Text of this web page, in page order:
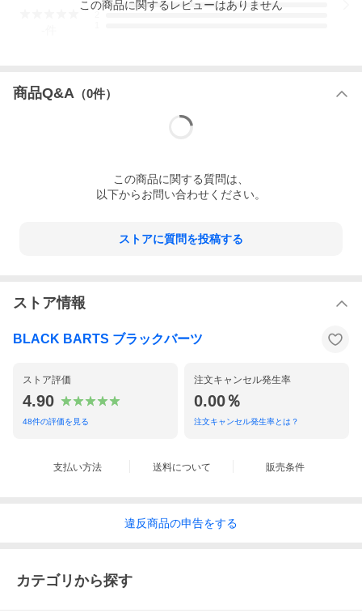
3
この商品に関するレビューはありません
商品Q&A （0件）
この商品に関する質問は、
以下からお問い合わせください。
ストアに質問を投稿する
ストア情報
BLACK BARTS ブラックバーツ
ストア評価
4.90
48件の評価を見る
注文キャンセル発生率
0.00％
注文キャンセル発生率とは？
支払い方法 送料について 販売条件
違反商品の申告をする
カテゴリから探す